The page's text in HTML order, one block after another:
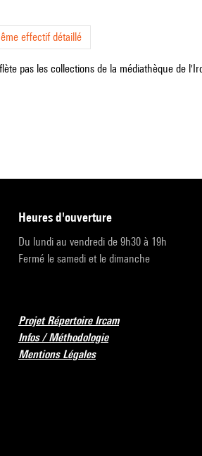
effectif détaillé
pas les collections de la médiathèque de
heures d'ouverture
Du lundi au vendredi de 9h30 à 19h
Fermé le samedi et le dimanche
Projet Répertoire Ircam
Infos / Méthodologie
Mentions Légales